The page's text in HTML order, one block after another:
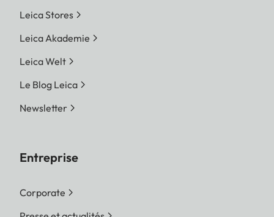
Leica Stores
Leica Akademie
Leica Welt
Le Blog Leica
Newsletter
Entreprise
Corporate